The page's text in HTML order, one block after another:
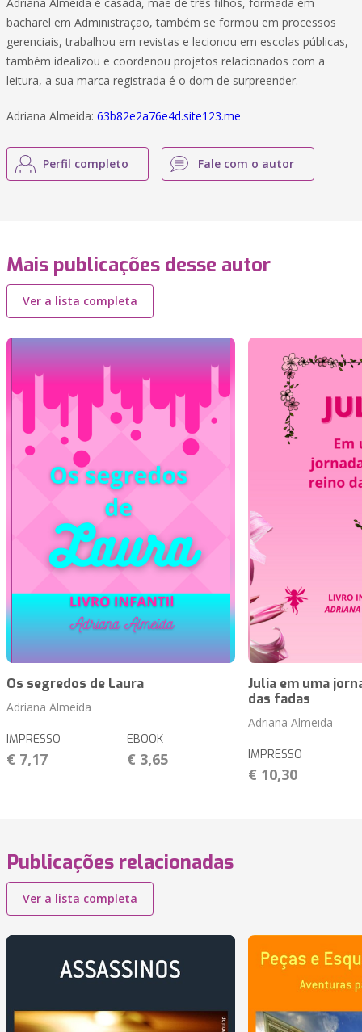
bacharel em Administração, também se formou em processos
gerenciais, trabalhou em revistas e lecionou em escolas públicas,
também idealizou e coordenou projetos relacionados com a
leitura, a sua marca registrada é o dom de surpreender.
Adriana Almeida: 63b82e2a76e4d.site123.me
Perfil completo Fale com o autor
Mais publicações desse autor
Ver a lista completa
Os segredos de Laura
Adriana Almeida
IMPRESSO
€ 7,17
EBOOK
€ 3,65
Julia em uma
das fadas
Adriana Almeida
IMPRESSO
€ 10,30
Publicações relacionadas
Ver a lista completa